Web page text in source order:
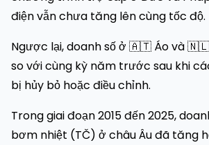
điện vẫn chưa tăng lên cùng tốc độ.
Ngược lại, doanh số ở 🇦🇹 Áo và 🇳🇱
so với cùng kỳ năm trước sau khi
bị hủy bỏ hoặc điều chỉnh.
Trong giai đoạn 2015 đến 2025,
bơm nhiệt (TČ) ở châu Âu đã tăng